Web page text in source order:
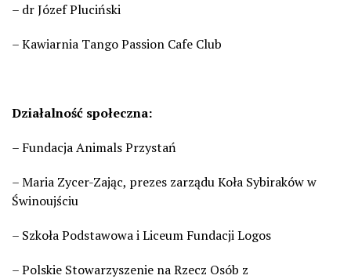
– dr Józef Pluciński
– Kawiarnia Tango Passion Cafe Club
Działalność społeczna:
– Fundacja Animals Przystań
– Maria Zycer-Zając, prezes zarządu Koła Sybiraków w
Świnoujściu
– Szkoła Podstawowa i Liceum Fundacji Logos
– Polskie Stowarzyszenie na Rzecz Osób z